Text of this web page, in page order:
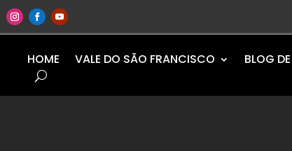
HOME VALE DO SÃO FRANCISCO BLOG